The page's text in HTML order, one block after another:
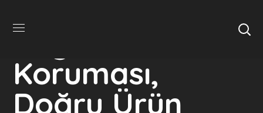
Coğrafi İşaret
Koruması,
Doğru Ürün